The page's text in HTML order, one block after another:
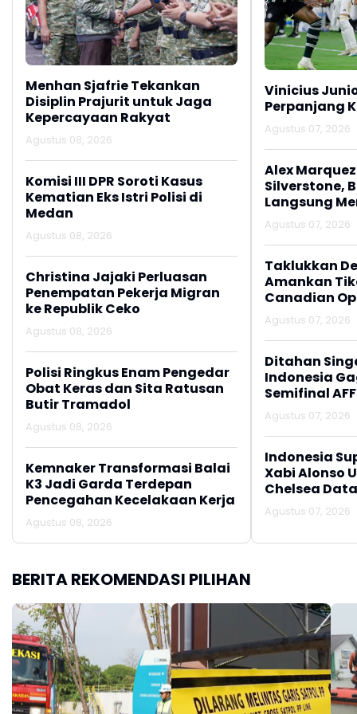
Menhan Sjafrie Tekankan
Disiplin Prajurit untuk Jaga
Kepercayaan Rakyat
Agustus 08, 2026
Komisi III DPR Soroti Kasus
Kematian Eks Istri Polisi di
Medan
Agustus 08, 2026
Christina Jajaki Perluasan
Penempatan Pekerja Migran
ke Republik Ceko
Agustus 08, 2026
Polisi Ringkus Enam Pengedar
Obat Keras dan Sita Ratusan
Butir Tramadol
Agustus 08, 2026
Kemnaker Transformasi Balai
K3 Jadi Garda Terdepan
Pencegahan Kecelakaan Kerja
Agustus 08, 2026
Vinicius
Perpanjang
Agustus 07, 2026
Alex
Silverstone,
Langsung
Agustus 07, 2026
Taklukkan
Amankan
Canadian
Agustus 07, 2026
Ditahan
Indonesia
Semifinal
Agustus 07, 2026
Indonesia
Xabi Alonso
Chelsea
Agustus 07, 2026
BERITA REKOMENDASI PILIHAN